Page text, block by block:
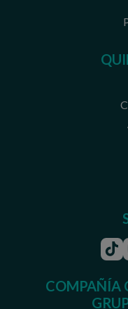
COMPAÑÍA